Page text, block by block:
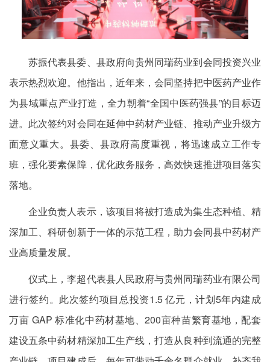
苏振代表县委、县政府向贵州同瑞药业到会同投资兴业
表示热烈欢迎。他指出，近年来，会同坚持把中医药产业作
为县域重点产业打造，全力朝着“全国中医药强县”的目标迈
进。此次签约对会同在延伸中药材产业链、推动产业升级方
面意义重大。县委、县政府高度重视，将迅速成立工作专
班，强化要素保障，优化政务服务，高效快速推进项目落实
落地。
企业负责人表示，该项目将被打造成为集生态种植、精
深加工、科研创新于一体的示范工程，助力会同县中药材产
业高质量发展。
仪式上，李超代表县人民政府与贵州同瑞药业有限公司
进行签约。此次签约项目总投资1.5 亿元，计划5年内建成
万亩 GAP 标准化中药材基地、200亩种苗繁育基地，配套
建设五条中药材精深加工生产线，打造从良种到流通的完整